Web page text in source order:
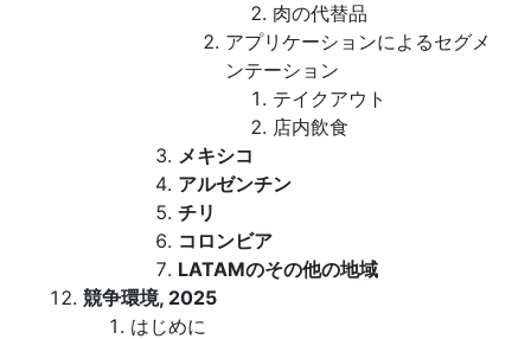
肉の代替品
アプリケーションによるセグメ
ンテーション
テイクアウト
店内飲食
メキシコ
アルゼンチン
チリ
コロンビア
LATAMのその他の地域
競争環境, 2025
はじめに